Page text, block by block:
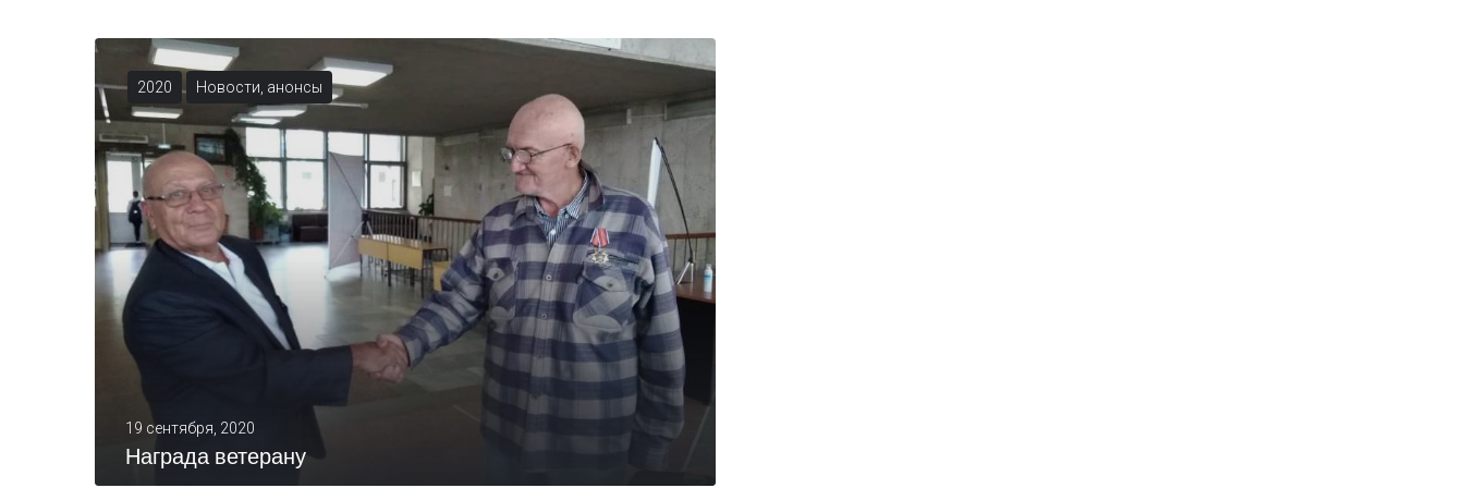
2020 Новости, анонсы
19 сентября, 2020
Награда ветерану